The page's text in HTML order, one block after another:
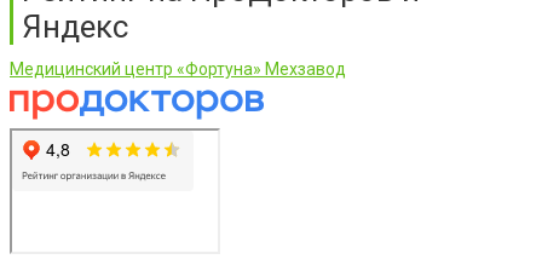
Яндекс
Медицинский центр «Фортуна» Мехзавод